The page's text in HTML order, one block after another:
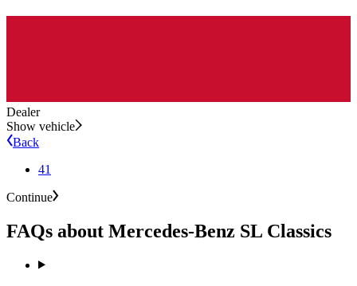
Dealer
Show vehicle
Back
41
Continue
FAQs about Mercedes-Benz SL Classics